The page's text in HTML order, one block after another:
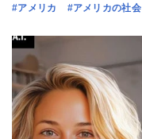
#アメリカ #アメリカの社会